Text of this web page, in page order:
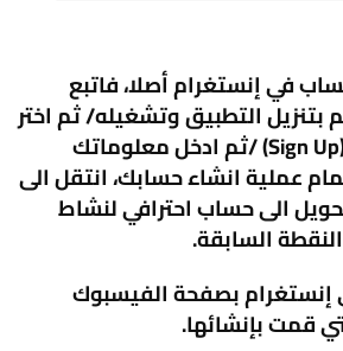
في إنستغرام أصلا، فاتبع
بتنزيل التطبيق وتشغيله/ ثم اختر
انشاء حساب جديد (Sign Up) /ثم ادخل معلوماتك
عملية انشاء حسابك، انتقل الى
الى حساب احترافي لنشاط
السابقة.
بصفحة الفيسبوك
قمت بإنشائها.